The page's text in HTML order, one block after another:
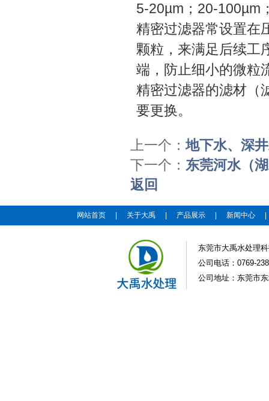
5-20µm；20-100µm
精密过滤器常设置在
颗粒，来满足后续工
端，防止细小的微粒
精密过滤器的滤材（
要更换。
上一个：地下水、深
下一个： 东莞河水（
返回
网站首页 关于大禹 产品展示 新闻中心
东莞市大禹水处理
公司电话：0769-
公司地址：东莞市